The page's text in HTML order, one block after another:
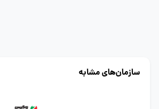
سازمان‌های مشابه